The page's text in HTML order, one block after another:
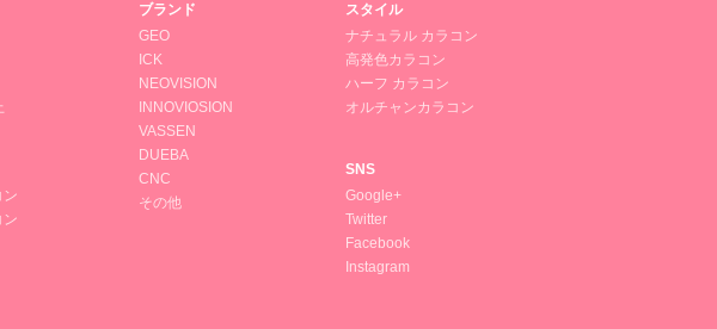
ン
ン
ブランド
GEO
ICK
NEOVISION
INNOVIOSION
VASSEN
DUEBA
CNC
その他
スタイル
ナチュラル カラコン
高発色カラコン
ハーフ カラコン
オルチャンカラコン
SNS
Google+
Twitter
Facebook
Instagram